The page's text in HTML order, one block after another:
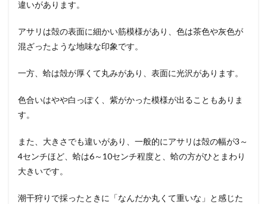
違いがあります。
アサリは殻の表面に細かい筋模様があり、色は茶色や灰色が
混ざったような地味な印象です。
一方、蛤は殻が厚くて丸みがあり、表面に光沢があります。
色合いはやや白っぽく、紫がかった模様が出ることもありま
す。
また、大きさでも違いがあり、一般的にアサリは殻の幅が3～
4センチほど、蛤は6～10センチ程度と、蛤の方がひとまわり
大きいです。
潮干狩りで採ったときに「なんだか丸くて重いな」と感じた